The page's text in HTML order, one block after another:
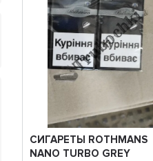
СИГАРЕТЫ ROTHMANS
NANO TURBO GREY